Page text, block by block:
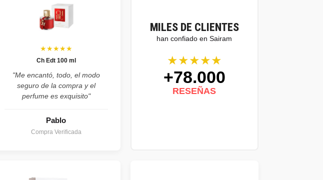
MILES DE CLIENTES
han confiado en Sairam
★★★★★
+78.000
RESEÑAS
★★★★★
Ch Edt 100 ml
"Me encantó, todo, el modo
seguro de la compra y el
perfume es exquisito"
Pablo
Compra Verificada